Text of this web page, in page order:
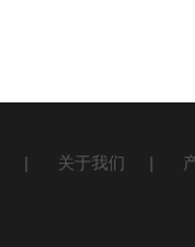
| 关于我们 |